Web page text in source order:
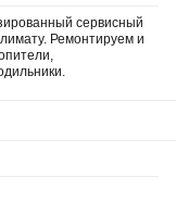
сервисный
Ремонтируем и